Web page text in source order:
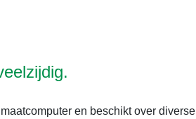
en beschikt over diverse